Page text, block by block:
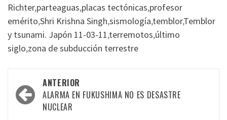
Richter,parteaguas,placas tectónicas,profesor
emérito,Shri Krishna Singh,sismología,temblor,Temblor
y tsunami. Japón 11-03-11,terremotos,último
siglo,zona de subducción terrestre
Navegación
por
ANTERIOR
ALARMA EN FUKUSHIMA NO ES DESASTRE
NUCLEAR